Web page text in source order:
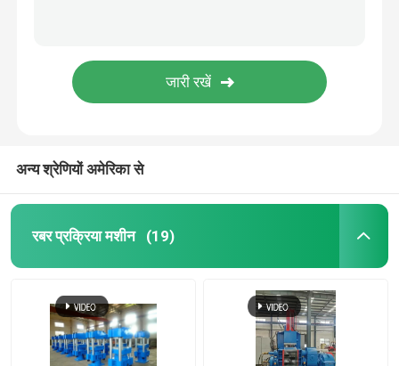
अन्य श्रेणियों अमेरिका से
रबर प्रक्रिया मशीन (19)